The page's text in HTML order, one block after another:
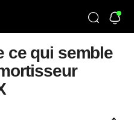
ce qui semble